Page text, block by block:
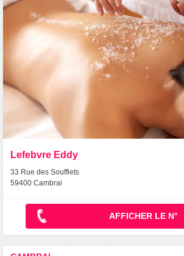
Lefebvre Eddy
33 Rue des Soufflets
59400 Cambrai
AFFICHER LE N°